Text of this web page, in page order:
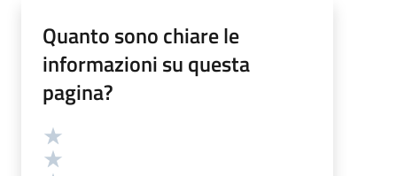
Quanto sono chiare le
informazioni su questa
pagina?
Valutazione